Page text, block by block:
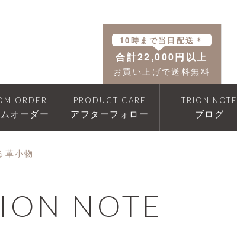
10時まで当日配送＊
合計22,000円以上
お買い上げで送料無料
ORDER
オーダー
PRODUCT CARE
アフターフォロー
TRION NOTE
ブログ
革小物
NOTE